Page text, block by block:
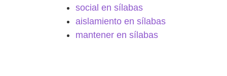
social en sílabas
aislamiento en sílabas
mantener en sílabas